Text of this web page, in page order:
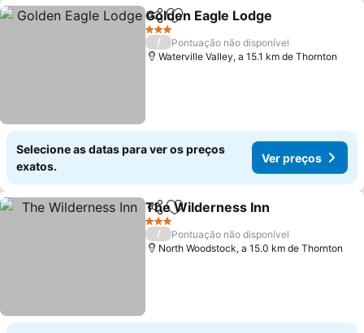
PartilharAdicionar aos favoritos
Golden Eagle Lodge
3 Estrelas
/
Pontuação não disponível
Waterville Valley, a 15.1 km de Thornton
Selecione as datas para ver os preços
exatos.
Ver preços
PartilharAdicionar aos favoritos
The Wilderness Inn
3 Estrelas
/
Pontuação não disponível
North Woodstock, a 15.0 km de Thornton